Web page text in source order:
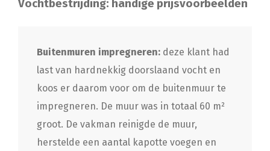
Vochtbestrijding: handige prijsvoorbeelden
Buitenmuren impregneren: deze klant had
last van hardnekkig doorslaand vocht en
koos er daarom voor om de buitenmuur te
impregneren. De muur was in totaal 60 m²
groot. De vakman reinigde de muur,
herstelde een aantal kapotte voegen en